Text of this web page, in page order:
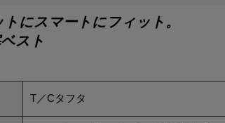
にスマートにフィット。
スト
T／Cタフタ